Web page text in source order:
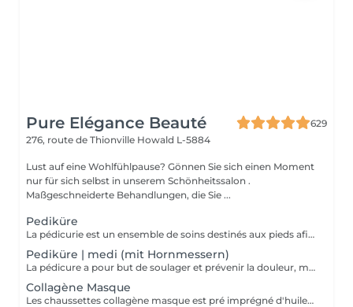
Pure Elégance Beauté
629
276, route de Thionville Howald L-5884
Lust auf eine Wohlfühlpause? Gönnen Sie sich einen Moment
nur für sich selbst in unserem Schönheitssalon .
Maßgeschneiderte Behandlungen, die Sie ...
Pediküre
La pédicurie est un ensemble de soins destinés aux pieds afin d'améliorer leur confort et leur apparence, ainsi que ceux des ongles. Bain de pieds inclus.
Pediküre | medi (mit Hornmessern)
La pédicure a pour but de soulager et prévenir la douleur, mais également les effets secondaires des pathologies. Cors, durillons, crevasses ou il-de-perdrix sont ainsi traités par une pédicure. (avec coupe cors lames)
Collagène Masque
Les chaussettes collagène masque est pré imprégné d'huile d'argon et d'une émulsion riche en collagène pour pénétrer et hydrater la peau.